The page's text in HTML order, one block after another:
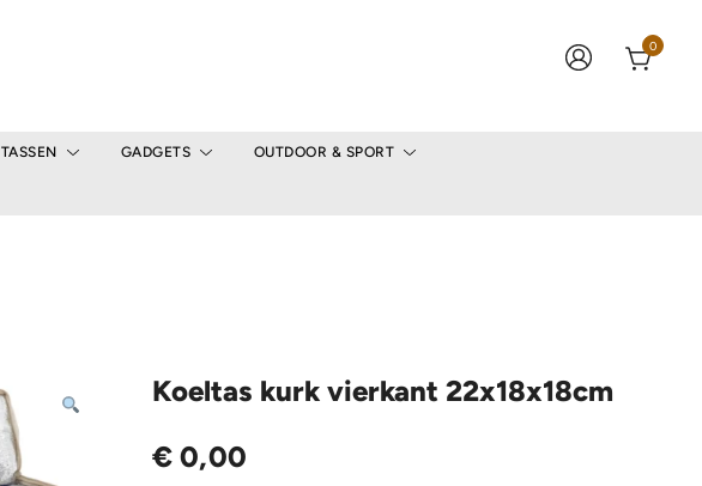
0
TASSEN GADGETS OUTDOOR & SPORT
Koeltas kurk vierkant 22x18x18cm
€0,00